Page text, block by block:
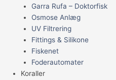
Garra Rufa – Doktorfisk
Osmose Anlæg
UV Filtrering
Fittings & Silikone
Fiskenet
Foderautomater
Koraller